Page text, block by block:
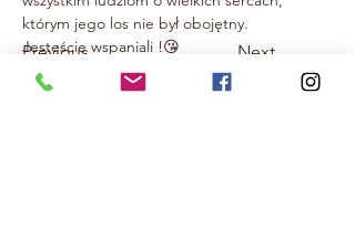
Previous Next
którym jego los nie był obojętny.
Jesteście wspaniali !😘
#RAZEM